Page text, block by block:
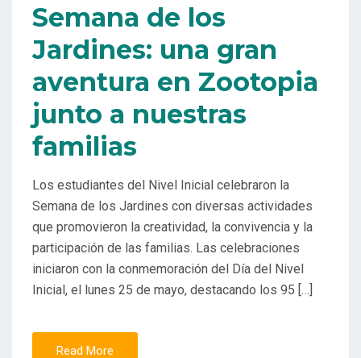
Semana de los
Jardines: una gran
aventura en Zootopia
junto a nuestras
familias
Los estudiantes del Nivel Inicial celebraron la
Semana de los Jardines con diversas actividades
que promovieron la creatividad, la convivencia y la
participación de las familias. Las celebraciones
iniciaron con la conmemoración del Día del Nivel
Inicial, el lunes 25 de mayo, destacando los 95 […]
Read More